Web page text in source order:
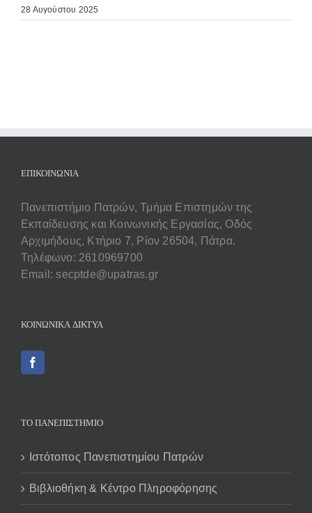
28 Αυγούστου 2025
ΕΠΙΚΟΙΝΩΝΊΑ
Πανεπιστήμιο Πατρών, Τμήμα Επιστημών της
Εκπαίδευσης και Κοινωνικής Εργασίας, Οδός
Αρχιμήδους, Κτήριο 7, Ρίον 26504, Πάτρα.
Τηλέφωνο: 2610969700
Email: secptde@upatras.gr
ΚΟΙΝΩΝΙΚΆ ΔΊΚΤΥΑ
ΤΟ ΠΑΝΕΠΙΣΤΗΜΙΟ
Ιστότοπος Πανεπιστημίου Πατρών
Βιβλιοθήκη & Κέντρο Πληροφόρησης